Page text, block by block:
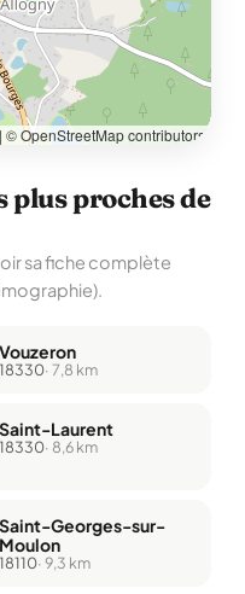
| © OpenStreetMap contributors
plus proches de
sa fiche complète
Vouzeron
18330· 7,8 km
Saint-Laurent
18330· 8,6 km
Saint-Georges-sur-
Moulon
18110· 9,3 km